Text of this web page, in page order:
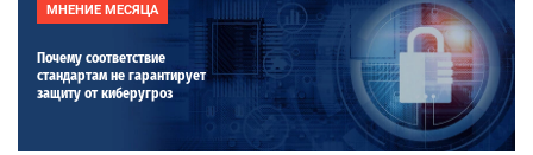
МНЕНИЕ МЕСЯЦА
Почему соответствие
стандартам не гарантирует
защиту от киберугроз